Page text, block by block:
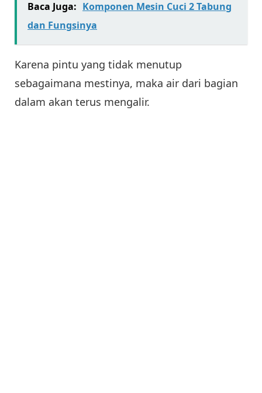
Baca Juga: Komponen Mesin Cuci 2 Tabung
dan Fungsinya
Karena pintu yang tidak menutup
sebagaimana mestinya, maka air dari bagian
dalam akan terus mengalir.